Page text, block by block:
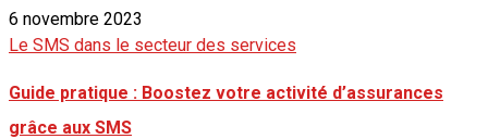
6 novembre 2023
Le SMS dans le secteur des services
Guide pratique : Boostez votre activité d’assurances
grâce aux SMS